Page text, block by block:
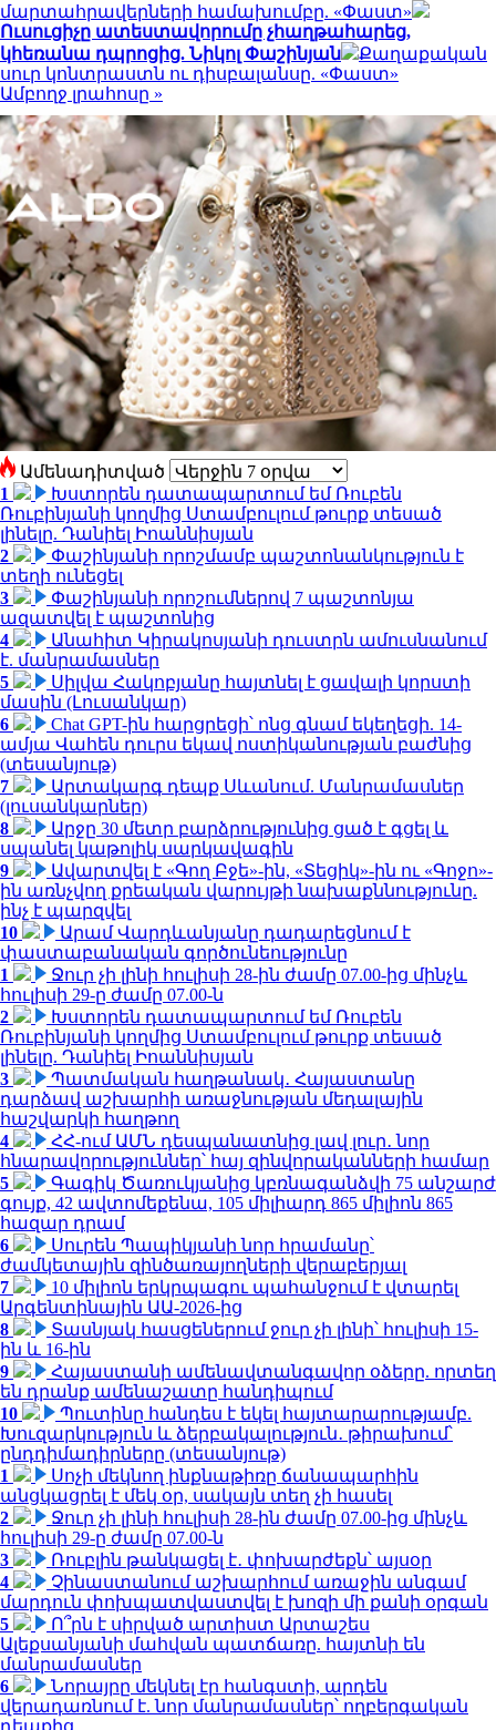
մարտահրավերների համախումբը. «Փաստ»
Ուսուցիչը ատեստավորումը չհաղթահարեց,
կհեռանա դպրոցից. Նիկոլ Փաշինյան
Քաղաքական
սուր կոնտրաստն ու դիսբալանսը. «Փաստ»
Ամբողջ լրահոսը »
Ամենադիտված
1
Խստորեն դատապարտում եմ Ռուբեն
Ռուբինյանի կողմից Ստամբուլում թուրք տեսած
լինելը. Դանիել Իոաննիսյան
2
Փաշինյանի որոշմամբ պաշտոնանկություն է
տեղի ունեցել
3
Փաշինյանի որոշումներով 7 պաշտոնյա
ազատվել է պաշտոնից
4
Անահիտ Կիրակոսյանի դուստրն ամուսնանում
է. մանրամասներ
5
Սիլվա Հակոբյանը հայտնել է ցավալի կորստի
մասին (Լուսանկար)
6
Chat GPT-ին հարցրեցի՝ ոնց գնամ եկեղեցի. 14-
ամյա Վահեն դուրս եկավ ոստիկանության բաժնից
(տեսանյութ)
7
Արտակարգ դեպք Սևանում. Մանրամասներ
(լուսանկարներ)
8
Արջը 30 մետր բարձրությունից ցած է գցել և
սպանել կաթոլիկ սարկավագին
9
Ավարտվել է «Գող Բջե»-ին, «Տեցիկ»-ին ու «Գոջո»-
ին առնչվող քրեական վարույթի նախաքննությունը.
ինչ է պարզվել
10
Արամ Վարդևանյանը դադարեցնում է
փաստաբանական գործունեությունը
1
Ջուր չի լինի հուլիսի 28-ին ժամը 07.00-ից մինչև
հուլիսի 29-ը ժամը 07.00-ն
2
Խստորեն դատապարտում եմ Ռուբեն
Ռուբինյանի կողմից Ստամբուլում թուրք տեսած
լինելը. Դանիել Իոաննիսյան
3
Պատմական հաղթանակ․ Հայաստանը
դարձավ աշխարհի առաջնության մեդալային
հաշվարկի հաղթող
4
ՀՀ-ում ԱՄՆ դեսպանատնից լավ լուր․ նոր
հնարավորություններ՝ հայ զինվորականների համար
5
Գագիկ Ծառուկյանից կբռնագանձվի 75 անշարժ
գույք, 42 ավտոմեքենա, 105 միլիարդ 865 միլիոն 865
հազար դրամ
6
Սուրեն Պապիկյանի նոր հրամանը՝
ժամկետային զինծառայողների վերաբերյալ
7
10 միլիոն երկրպագու պահանջում է վտարել
Արգենտինային ԱԱ-2026-ից
8
Տասնյակ հասցեներում ջուր չի լինի՝ հուլիսի 15-
ին և 16-ին
9
Հայաստանի ամենավտանգավոր օձերը. որտեղ
են դրանք ամենաշատը հանդիպում
10
Պուտինը հանդես է եկել հայտարարությամբ.
Խուզարկություն և ձերբակալություն․ թիրախում՝
ընդդիմադիրները (տեսանյութ)
1
Սոչի մեկնող ինքնաթիռը ճանապարհին
անցկացրել է մեկ օր, սակայն տեղ չի հասել
2
Ջուր չի լինի հուլիսի 28-ին ժամը 07.00-ից մինչև
հուլիսի 29-ը ժամը 07.00-ն
3
Ռուբլին թանկացել է․ փոխարժեքն՝ այսօր
4
Չինաստանում աշխարհում առաջին անգամ
մարդուն փոխպատվաստվել է խոզի մի քանի օրգան
5
Ո՞րն է սիրված արտիստ Արտաշես
Ալեքսանյանի մահվան պատճառը. հայտնի են
մանրամասներ
6
Նորայրը մեկնել էր հանգստի, արդեն
վերադառնում է. նոր մանրամասներ՝ ողբերգական
դեպքից